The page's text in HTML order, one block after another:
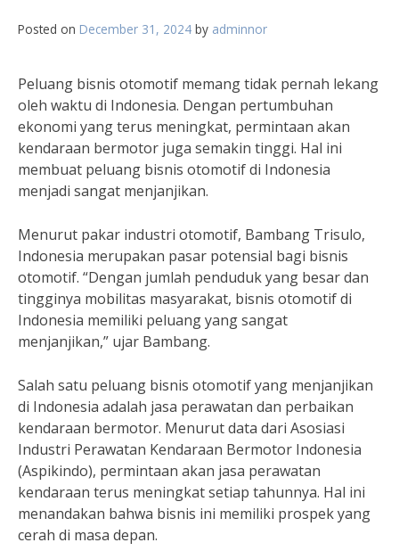
Posted on December 31, 2024 by adminnor
Peluang bisnis otomotif memang tidak pernah lekang
oleh waktu di Indonesia. Dengan pertumbuhan
ekonomi yang terus meningkat, permintaan akan
kendaraan bermotor juga semakin tinggi. Hal ini
membuat peluang bisnis otomotif di Indonesia
menjadi sangat menjanjikan.
Menurut pakar industri otomotif, Bambang Trisulo,
Indonesia merupakan pasar potensial bagi bisnis
otomotif. “Dengan jumlah penduduk yang besar dan
tingginya mobilitas masyarakat, bisnis otomotif di
Indonesia memiliki peluang yang sangat
menjanjikan,” ujar Bambang.
Salah satu peluang bisnis otomotif yang menjanjikan
di Indonesia adalah jasa perawatan dan perbaikan
kendaraan bermotor. Menurut data dari Asosiasi
Industri Perawatan Kendaraan Bermotor Indonesia
(Aspikindo), permintaan akan jasa perawatan
kendaraan terus meningkat setiap tahunnya. Hal ini
menandakan bahwa bisnis ini memiliki prospek yang
cerah di masa depan.